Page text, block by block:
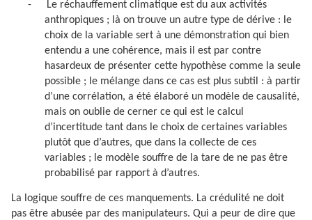
-
Le réchauffement climatique est du aux activités
anthropiques ; là on trouve un autre type de dérive : le
choix de la variable sert à une démonstration qui bien
entendu a une cohérence, mais il est par contre
hasardeux de présenter cette hypothèse comme la seule
possible ; le mélange dans ce cas est plus subtil : à partir
d’une corrélation, a été élaboré un modèle de causalité,
mais on oublie de cerner ce qui est le calcul
d’incertitude tant dans le choix de certaines variables
plutôt que d’autres, que dans la collecte de ces
variables ; le modèle souffre de la tare de ne pas être
probabilisé par rapport à d’autres.
La logique souffre de ces manquements. La crédulité ne doit
pas être abusée par des manipulateurs. Qui a peur de dire que